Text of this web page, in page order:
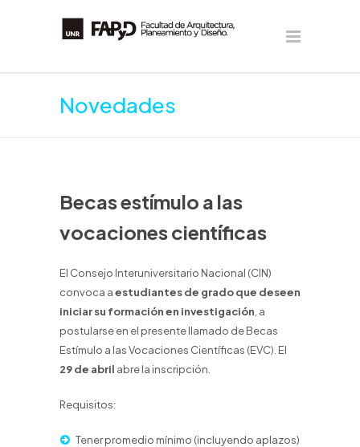
Novedades
Becas estímulo a las
vocaciones científicas
El Consejo Interuniversitario Nacional (CIN)
convoca aestudiantes de grado que deseen
iniciar su formación en investigación , a
postularse en el presente llamado de Becas
Estímulo a las Vocaciones Científicas (EVC). El
29 de abril abre la inscripción.
Requisitos:
Tener promedio mínimo (incluyendo aplazos)